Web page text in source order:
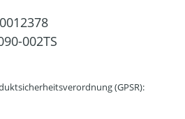
002TS
(GPSR):